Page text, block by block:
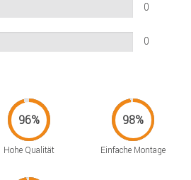
0
0
Hohe Qualität Einfache Montage